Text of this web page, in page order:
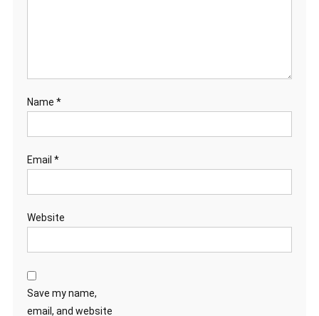
Name *
Email *
Website
Save my name,
email, and website